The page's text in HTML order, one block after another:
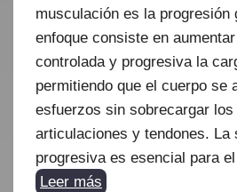
musculación es la progresión
enfoque consiste en
controlada y progresiva la
permitiendo que el cuerpo se
esfuerzos sin sobrecargar
articulaciones y tendones. La
progresiva es esencial para
Leer más